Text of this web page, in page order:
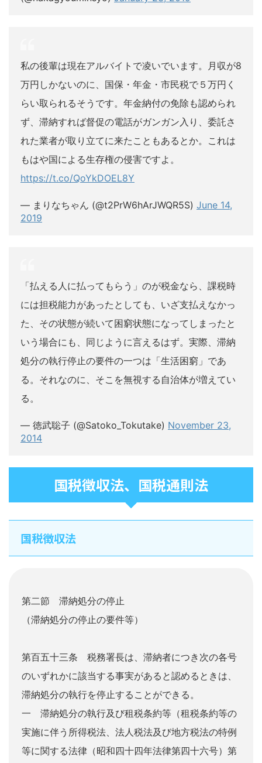
私の後輩は現在アルバイトで凌いでいます。月収が8
万円しかないのに、国保・年金・市民税で５万円く
らい取られるそうです。年金納付の免除も認められ
ず、滞納すれば督促の電話がガンガン入り、委託さ
れた業者が取り立てに来たこともあるとか。これは
もはや国による生存権の侵害ですよ。
https://t.co/QoYkDOEL8Y
— まりなちゃん (@t2PrW6hArJWQR5S) June 14,
2019
「払える人に払ってもらう」のが税金なら、課税時
には担税能力があったとしても、いざ支払えなかっ
た、その状態が続いて困窮状態になってしまったと
いう場合にも、同じように言えるはず。実際、滞納
処分の執行停止の要件の一つは「生活困窮」であ
る。それなのに、そこを無視する自治体が増えてい
る。
— 徳武聡子 (@Satoko_Tokutake) November 23,
2014
国税徴収法、国税通則法
国税徴収法
第二節 滞納処分の停止
（滞納処分の停止の要件等）
第百五十三条 税務署長は、滞納者につき次の各号
のいずれかに該当する事実があると認めるときは、
滞納処分の執行を停止することができる。
一 滞納処分の執行及び租税条約等（租税条約等の
実施に伴う所得税法、法人税法及び地方税法の特例
等に関する法律（昭和四十四年法律第四十六号）第